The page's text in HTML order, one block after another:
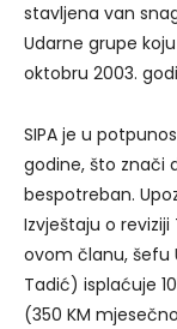
stavljena van
Udarne grupe
oktobru 2003.
SIPA je u
godine, što znači
bespotreban.
Izvještaju o
ovom članu, šefu
Tadić) isplaćuje
(350 KM